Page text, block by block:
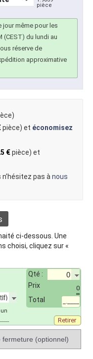
pièce
jour même pour les
(CEST) du lundi au
réserve de
approximative
pièce) et économisez
€pièce) et
pas à nous
ci-dessous. Une
choisi, cliquez sur «
Qté :
Prix
0
Total
Retirer
(optionnel)